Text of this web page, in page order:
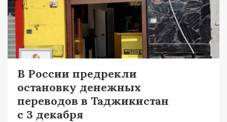
В России предрекли
остановку денежных
переводов в Таджикистан
с 3 декабря